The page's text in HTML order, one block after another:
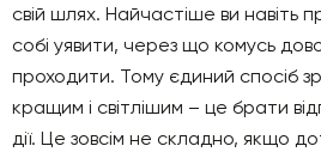
свій шлях. Найчастіше ви навіть
собі уявити, через що комусь
проходити. Тому єдиний спосіб
кращим і світлішим – це брати
дії. Це зовсім не складно, якщо